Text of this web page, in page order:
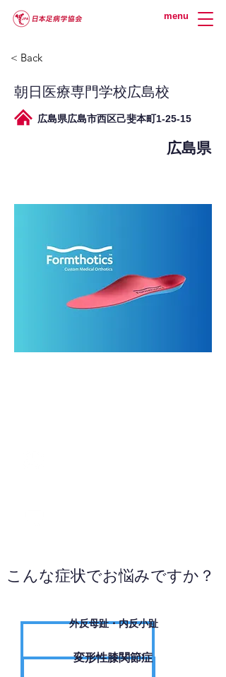
menu
< Back
朝日医療専門学校広島校
広島県広島市西区己斐本町1-25-15
広島県
こんな症状でお悩みですか？
外反母趾・内反小趾
変形性膝関節症